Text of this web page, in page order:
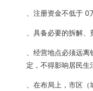
、注册资金不低于 0
、具备必要的拆解
、经营地点必须远
定，不得影响居民生
、在布局上，市区